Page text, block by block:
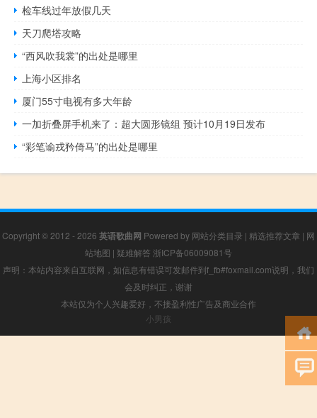
检车线过年放假几天
天刀爬塔攻略
“西风吹我裳”的出处是哪里
上海小区排名
厦门55寸电视有多大年龄
一加折叠屏手机来了：超大圆形镜组 预计10月19日发布
“彩笔谕戎矜倚马”的出处是哪里
Copyright © 2012 - 2026 英语歌曲网 Powered by 网站分类目录 | 精选推荐文章 | 网
站地图 | 疑难解答 浙ICP备06009081号
声明：本站内容来自互联网，如信息有错误可发邮件到f_fb#foxmail.com说明，我们
会及时纠正，谢谢
本站仅为个人兴趣爱好，不接盈利性广告及商业合作
小男孩